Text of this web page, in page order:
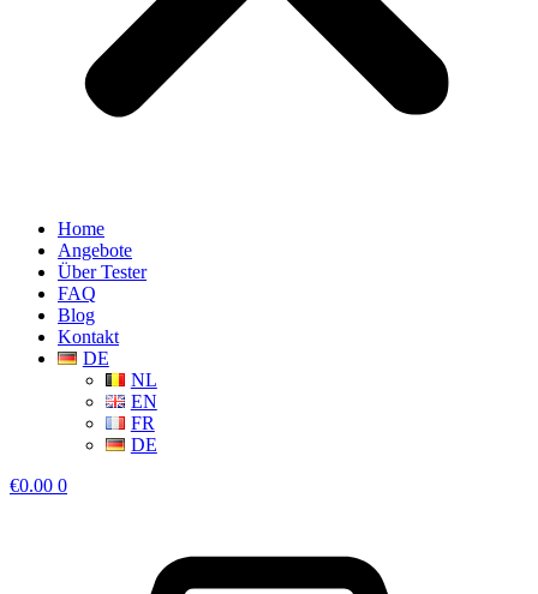
Home
Angebote
Über Tester
FAQ
Blog
Kontakt
DE
NL
EN
FR
DE
€0.00 0